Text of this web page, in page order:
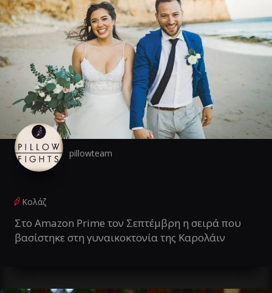
pillowteam
Κολάζ
Στο Amazon Prime τον Σεπτέμβρη η σειρά που
βασίστηκε στη γυναικοκτονία της Καρολάιν